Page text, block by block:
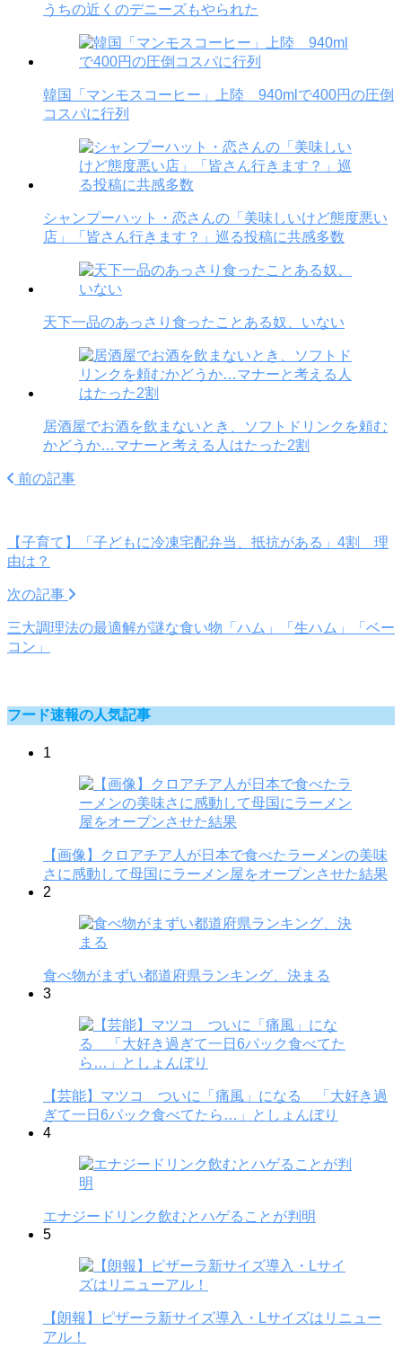
うちの近くのデニーズもやられた
韓国「マンモスコーヒー」上陸 940mlで400円の圧倒
コスパに行列
シャンプーハット・恋さんの「美味しいけど態度悪い
店」「皆さん行きます？」巡る投稿に共感多数
天下一品のあっさり食ったことある奴、いない
居酒屋でお酒を飲まないとき、ソフトドリンクを頼む
かどうか…マナーと考える人はたった2割
前の記事
【子育て】「子どもに冷凍宅配弁当、抵抗がある」4割 理
由は？
次の記事
三大調理法の最適解が謎な食い物「ハム」「生ハム」「ベー
コン」
フード速報の人気記事
1
【画像】クロアチア人が日本で食べたラーメンの美味
さに感動して母国にラーメン屋をオープンさせた結果
2
食べ物がまずい都道府県ランキング、決まる
3
【芸能】マツコ ついに「痛風」になる 「大好き過
ぎて一日6パック食べてたら…」としょんぼり
4
エナジードリンク飲むとハゲることが判明
5
【朗報】ピザーラ新サイズ導入・Lサイズはリニュー
アル！